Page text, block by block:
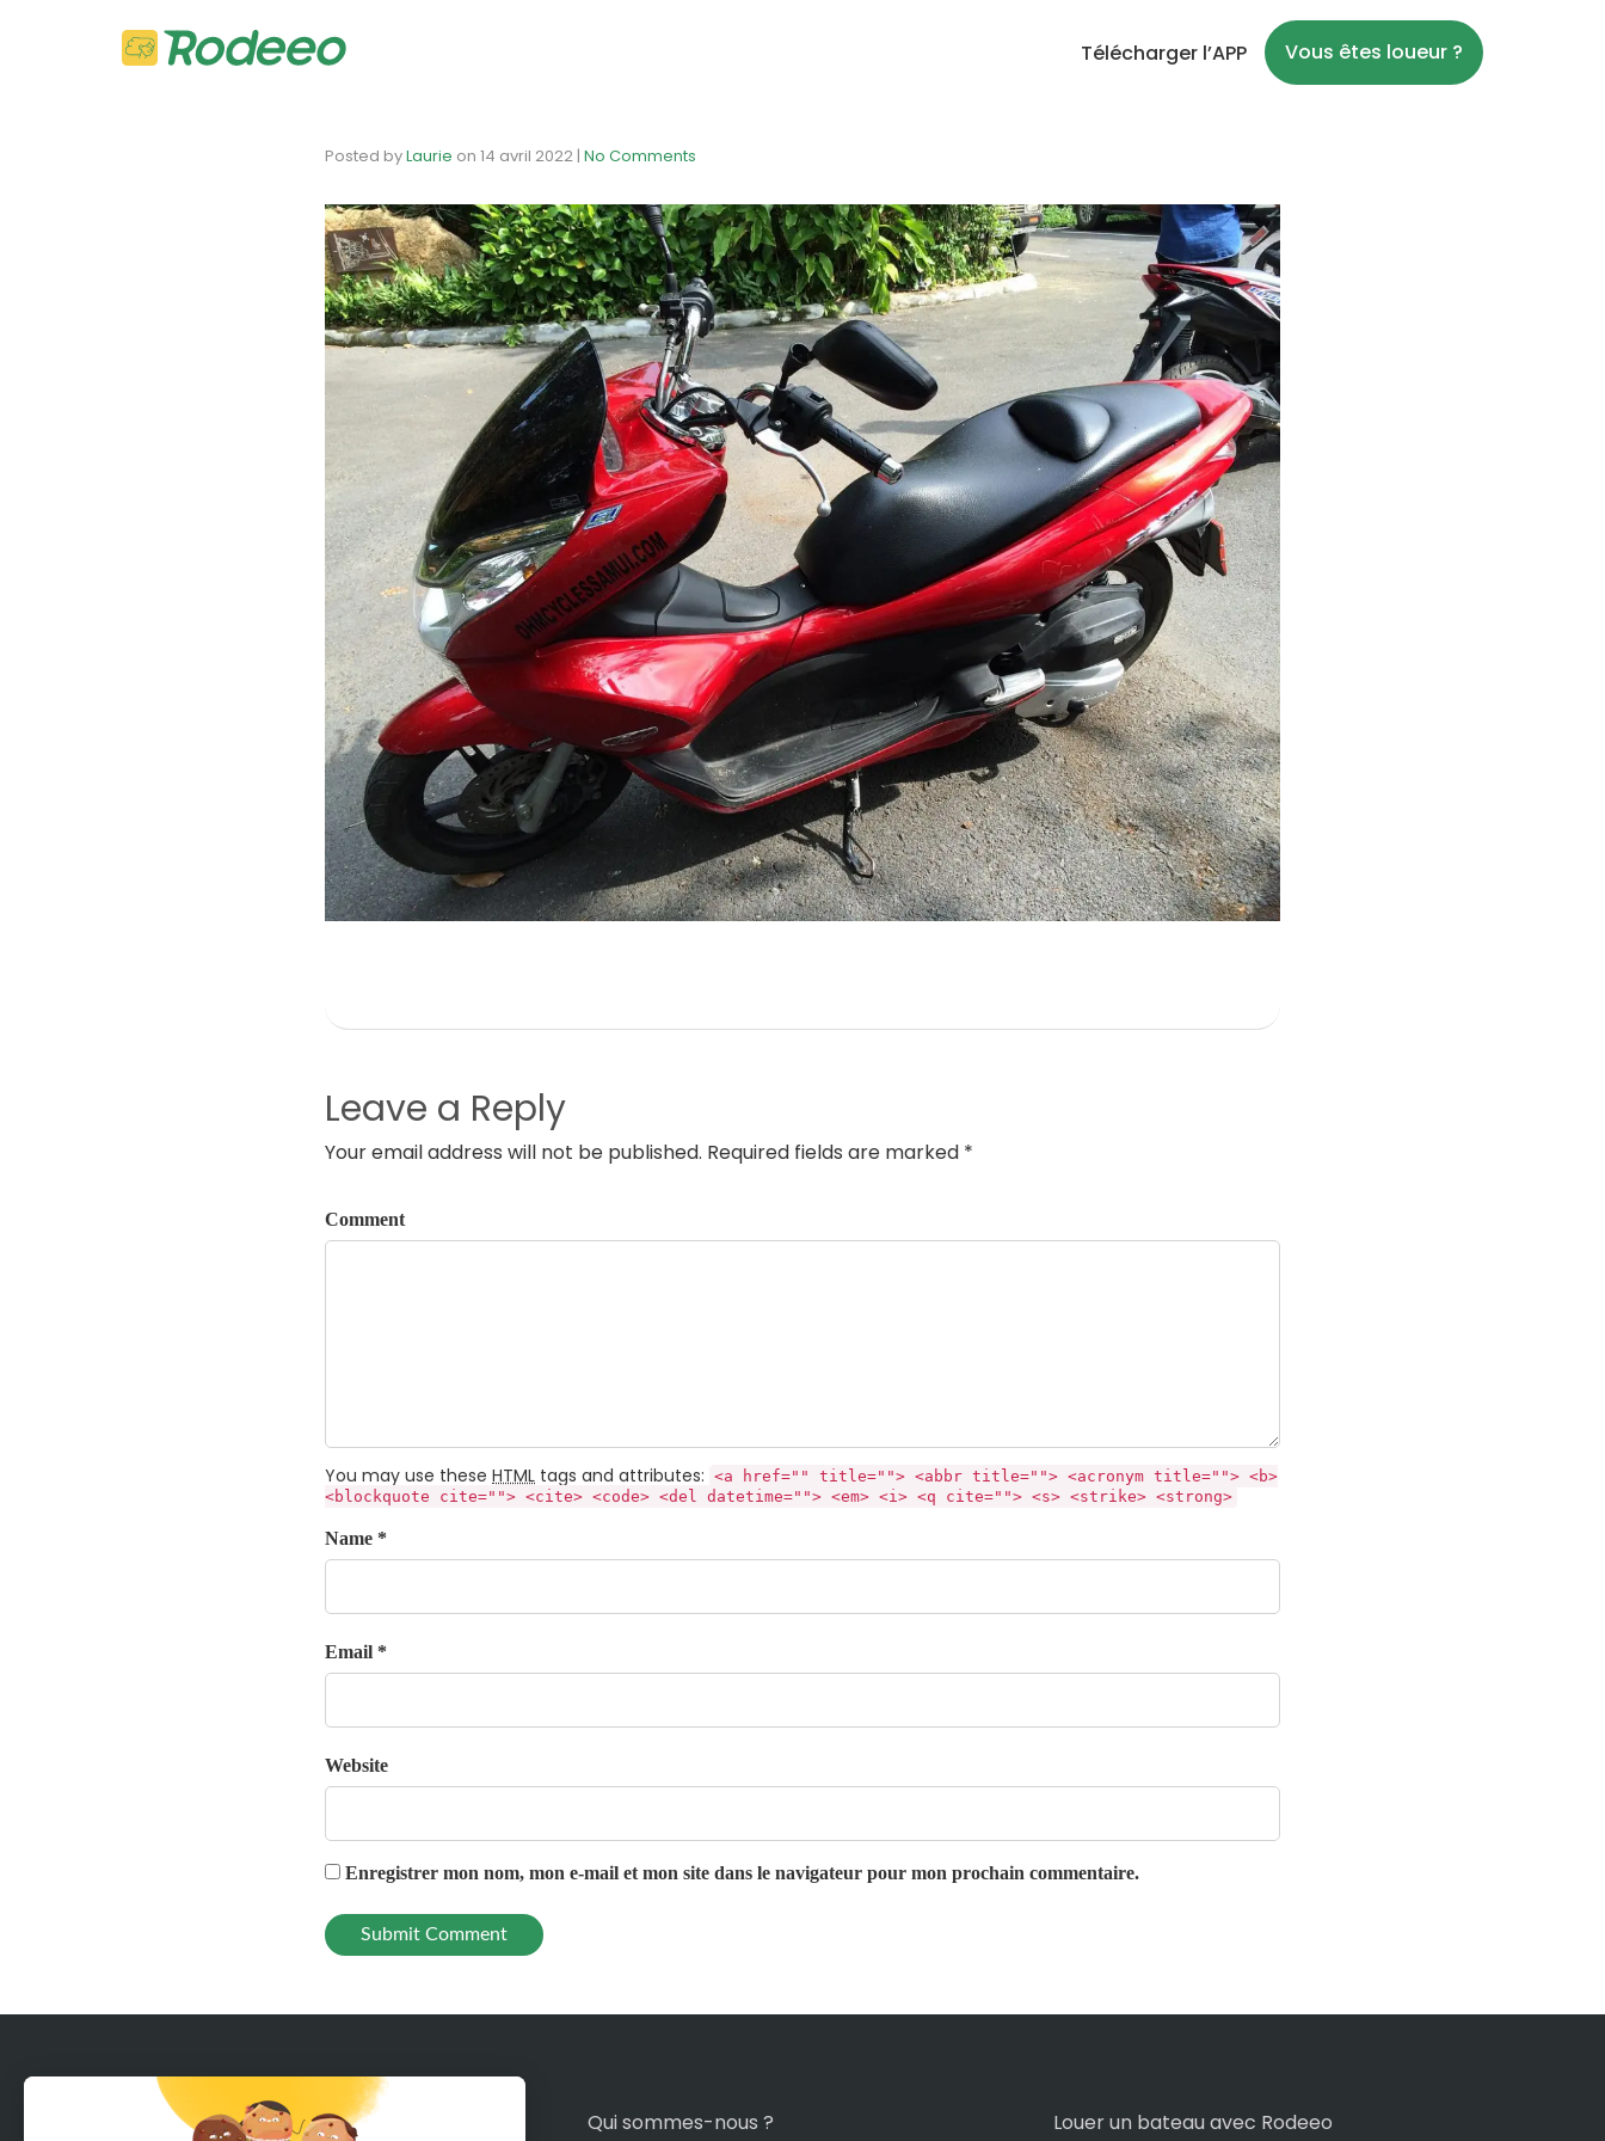
Télécharger l’APP Vous êtes loueur ?
Posted byLaurie on 14 avril 2022 | No Comments
Leave a Reply
Your email address will not be published. Required fields are marked *
Comment
You may use these HTML tags and attributes: <a href="" title=""> <abbr title=""> <acronym title=""> <b>
<blockquote cite=""> <cite> <code> <del datetime=""> <em> <i> <q cite=""> <s> <strike> <strong>
Name *
Email *
Website
Enregistrer mon nom, mon e-mail et mon site dans le navigateur pour mon prochain commentaire.
Qui sommes-nous ? Louer un bateau avec Rodeeo